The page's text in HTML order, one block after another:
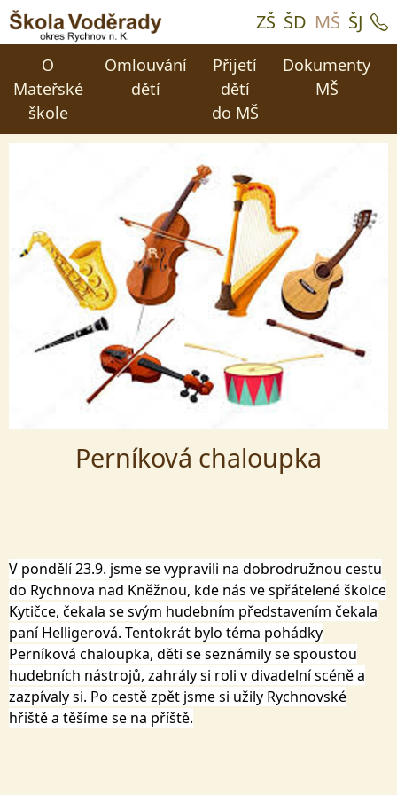
ZŠ ŠD MŠ ŠJ
O
Mateřské
škole
Omlouvání
dětí
Přijetí
dětí
do MŠ
Dokumenty
MŠ
Perníková chaloupka
V pondělí 23.9. jsme se vypravili na dobrodružnou cestu
do Rychnova nad Kněžnou, kde nás ve spřátelené školce
Kytičce, čekala se svým hudebním představením čekala
paní Helligerová. Tentokrát bylo téma pohádky
Perníková chaloupka, děti se seznámily se spoustou
hudebních nástrojů, zahrály si roli v divadelní scéně a
zazpívaly si. Po cestě zpět jsme si užily Rychnovské
hřiště a těšíme se na příště.